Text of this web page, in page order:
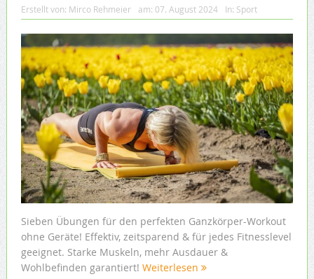
Erstellt von: Mirco Rehmeier am: 07. August 2024 In: Sport
Sieben Übungen für den perfekten Ganzkörper-Workout
ohne Geräte! Effektiv, zeitsparend & für jedes Fitnesslevel
geeignet. Starke Muskeln, mehr Ausdauer &
Wohlbefinden garantiert! Weiterlesen